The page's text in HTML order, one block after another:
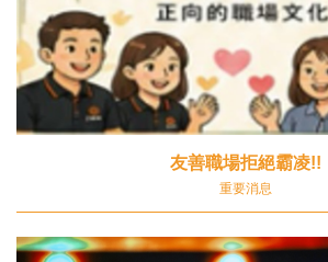
友善職場拒絕霸凌!!
重要消息